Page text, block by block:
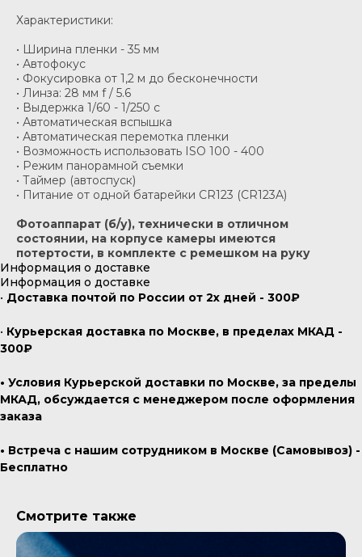
Характеристики:
• Ширина пленки - 35 мм
• Автофокус
• Фокусировка от 1,2 м до бесконечности
• Линза: 28 мм f / 5.6
• Выдержка 1/60 - 1/250 c
• Автоматическая вспышка
• Автоматическая перемотка пленки
• Возможность использовать ISO 100 - 400
• Режим панорамной съемки
• Таймер (автоспуск)
• Питание от одной батарейки CR123 (CR123A)
Фотоаппарат (б/у), технически в отличном
состоянии, на корпусе камеры имеются
потертости, в комплекте с ремешком на руку
Информация о доставке
Информация о доставке
• Доставка почтой по России от 2х дней - 300₽
• Курьерская доставка по Москве, в пределах МКАД -
300₽
• Условия Курьерской доставки по Москве, за пределы
МКАД, обсуждается с менеджером после оформления
заказа
• Встреча с нашим сотрудником в Москве (Самовывоз) -
Бесплатно
Смотрите также